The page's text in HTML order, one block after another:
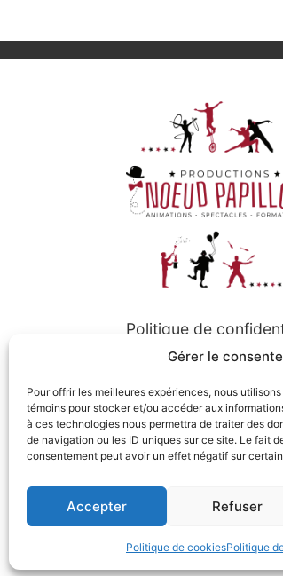
Gérer le
Pour offrir les meilleures expériences, nous
témoins pour stocker et/ou accéder aux
à ces technologies nous permettra de traiter des
de navigation ou les ID uniques sur ce site. Le fait
consentement peut avoir un effet négatif sur
Accepter Refuser
Politique de cookiesPolitique
Politique de
Suivez-nous
Tous droits réservés
Productions Nœud